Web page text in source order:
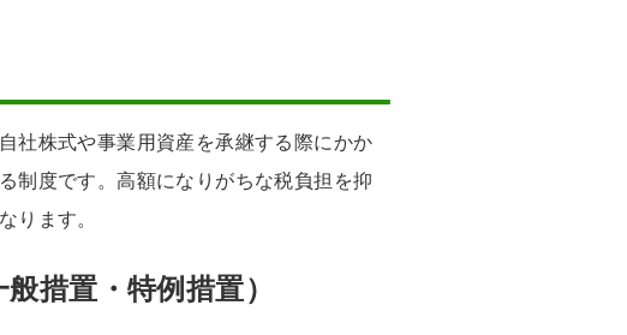
社株式や事業用資産を承継する際にかか
制度です。高額になりがちな税負担を抑
ります。
措置・特例措置）